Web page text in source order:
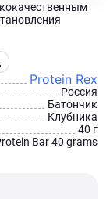
Protein Rex
Россия
Батончик
Клубника
40 г
Bar 40 grams